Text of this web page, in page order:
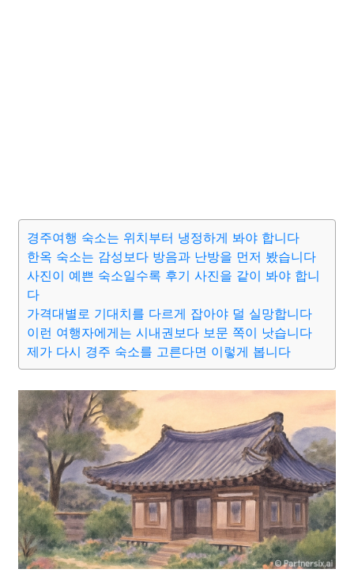
경주여행 숙소는 위치부터 냉정하게 봐야 합니다
한옥 숙소는 감성보다 방음과 난방을 먼저 봤습니다
사진이 예쁜 숙소일수록 후기 사진을 같이 봐야 합니
다
가격대별로 기대치를 다르게 잡아야 덜 실망합니다
이런 여행자에게는 시내권보다 보문 쪽이 낫습니다
제가 다시 경주 숙소를 고른다면 이렇게 봅니다